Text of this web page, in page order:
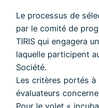
Le processus de
par le comité de
TIRIS qui engagera
laquelle participent
Société.
Les critères portés à
évaluateurs